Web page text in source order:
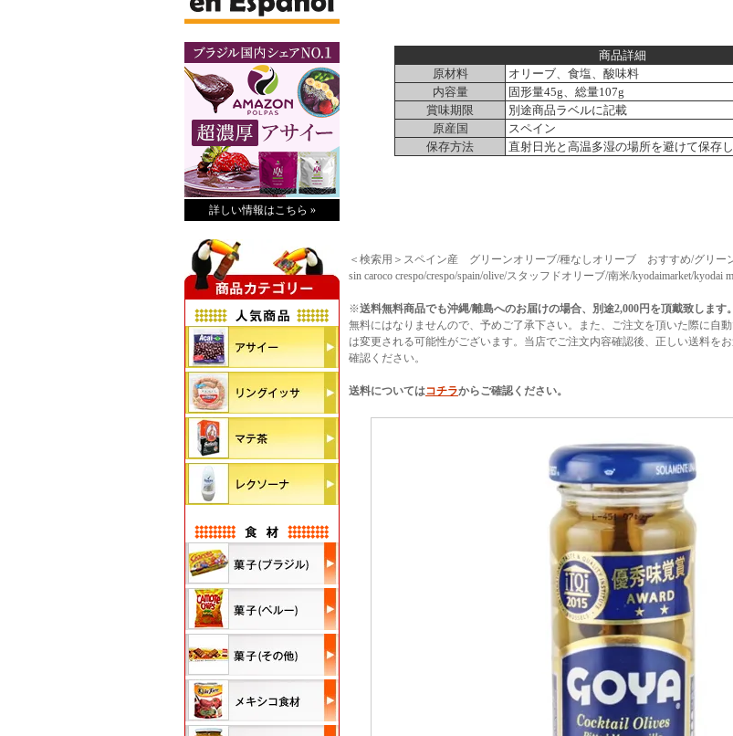
詳しい情報はこちら »
商品詳細
原材料
オリーブ、食塩、酸味料
内容量
固形量45g、総量107g
賞味期限
別途商品ラベルに記載
原産国
スペイン
保存方法
直射日光と高温多湿の場所を避けて保存し
＜検索用＞スペイン産 グリーンオリーブ/種なしオリーブ おすすめ/グリ
sin caroco crespo/crespo/spain/olive/スタッフドオリーブ/南米/kyodaimarket/kyodai
※送料無料商品でも沖縄/離島へのお届けの場合、別途2,000円を頂戴致します。
無料にはなりませんので、予めご了承下さい。また、ご注文を頂いた際に自
は変更される可能性がございます。当店でご注文内容確認後、正しい送料を
確認ください。
送料についてはコチラからご確認ください。